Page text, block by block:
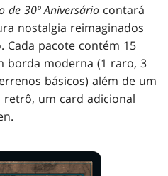
de 30º Aniversário contará
nostalgia reimaginados
pacote contém 15
borda moderna (1 raro, 3
básicos) além de um
um card adicional